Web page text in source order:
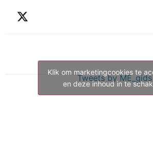
Tweets by ME_gids
Klik om marketingcookies te
en deze inhoud in te